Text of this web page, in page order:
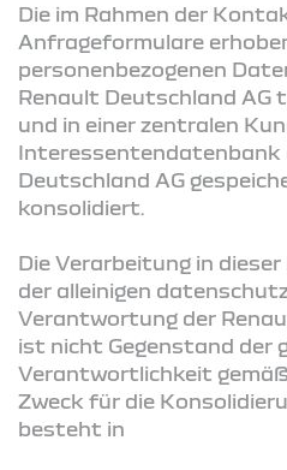
Die im Rahmen der
Anfrageformulare
personenbezogenen
Renault Deutschland AG
und in einer zentralen
Interessentendatenbank
Deutschland AG
konsolidiert.
Die Verarbeitung in
der alleinigen
Verantwortung der
ist nicht Gegenstand der
Verantwortlichkeit gemäß
Zweck für die
besteht in